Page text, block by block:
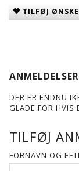
TILFØJ
ANMELDELSER
DER ER ENDNU
GLADE FOR HVIS
TILFØJ
FORNAVN OG